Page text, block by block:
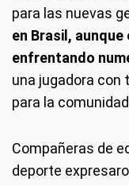
para las nuevas
en Brasil,
enfrentando
una jugadora con
para la
Compañeras de
deporte